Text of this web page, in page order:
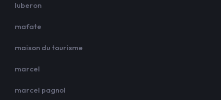
luberon
mafate
maison du tourisme
marcel
marcel pagnol